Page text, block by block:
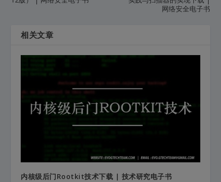
网络安全电子书
相关文章
内核级后门Rootkit技术下载 | 技术研究电子书